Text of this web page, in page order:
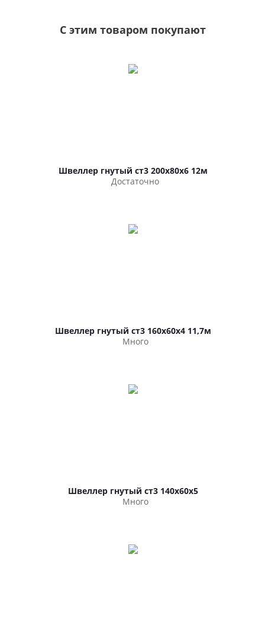
С этим товаром покупают
Швеллер гнутый ст3 200х80х6 12м
Достаточно
Швеллер гнутый ст3 160х60х4 11,7м
Много
Швеллер гнутый ст3 140х60х5
Много